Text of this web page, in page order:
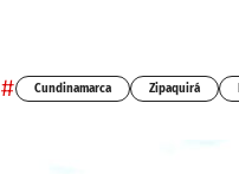
# Cundinamarca Zipaquirá